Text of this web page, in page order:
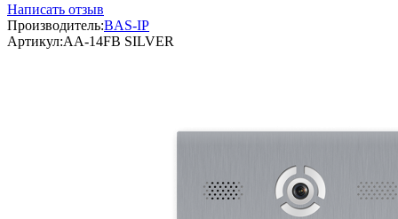
Написать отзыв
Производитель:BAS-IP
Артикул:AA-14FB SILVER